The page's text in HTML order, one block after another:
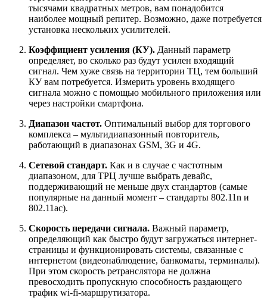
тысячами квадратных метров, вам понадобится
наиболее мощный репитер. Возможно, даже потребуется
установка нескольких усилителей.
Коэффициент усиления (КУ). Данный параметр
определяет, во сколько раз будут усилен входящий
сигнал. Чем хуже связь на территории ТЦ, тем больший
КУ вам потребуется. Измерить уровень входящего
сигнала можно с помощью мобильного приложения или
через настройки смартфона.
Диапазон частот. Оптимальный выбор для торгового
комплекса – мультидиапазонный повторитель,
работающий в диапазонах GSM, 3G и 4G.
Сетевой стандарт. Как и в случае с частотным
диапазоном, для ТРЦ лучше выбрать девайс,
поддерживающий не меньше двух стандартов (самые
популярные на данный момент – стандарты 802.11n и
802.11ac).
Скорость передачи сигнала. Важный параметр,
определяющий как быстро будут загружаться интернет-
страницы и функционировать системы, связанные с
интернетом (видеонаблюдение, банкоматы, терминалы).
При этом скорость ретранслятора не должна
превосходить пропускную способность раздающего
трафик wi-fi-маршрутизатора.